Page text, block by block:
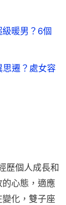
暖男？6個
遷？處女容
歷個人成長和
心態，適應
化，雙子座